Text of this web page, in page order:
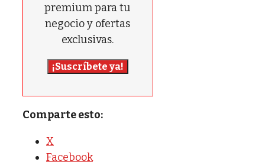
premium para tu
negocio y ofertas
exclusivas.
¡Suscríbete ya!
Comparte esto:
X
Facebook